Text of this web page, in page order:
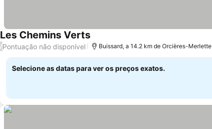
Les Chemins Verts
/Pontuação não disponível Buissard, a 14.2 km de Orcières-Merlette
Selecione as datas para ver os preços exatos.